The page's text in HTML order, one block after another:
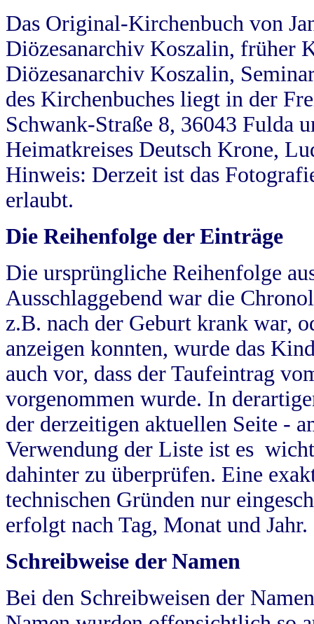
Das Original-Kirchenbuch von
Diözesanarchiv Koszalin, früher
Diözesanarchiv Koszalin,
des Kirchenbuches liegt in der
Schwank-Straße 8, 36043 Fulda
Heimatkreises Deutsch Krone,
Hinweis: Derzeit ist das
erlaubt.
Die Reihenfolge der Einträge
Die ursprüngliche Reihenfolge
Ausschlaggebend war die
z.B. nach der Geburt krank war,
anzeigen konnten, wurde das
auch vor, dass der Taufeintrag
vorgenommen wurde. In
der derzeitigen aktuellen Seite -
Verwendung der Liste ist es
dahinter zu überprüfen. Eine
technischen Gründen nur
erfolgt nach Tag, Monat und Jahr.
Schreibweise der Namen
Bei den Schreibweisen der